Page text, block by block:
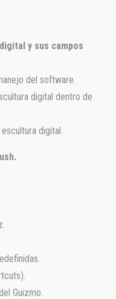
y sus campos
del software.
digital dentro de
digital.
Guizmo.